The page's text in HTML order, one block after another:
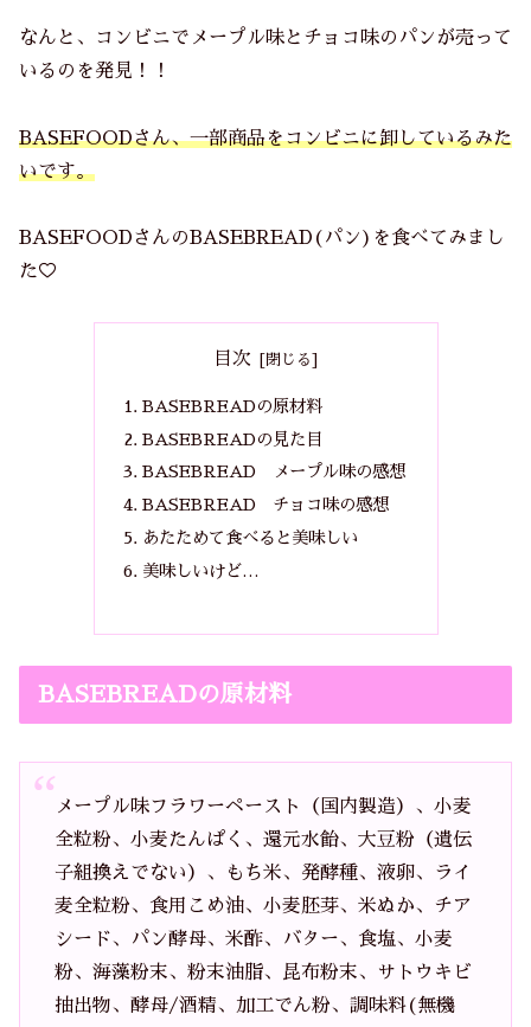
なんと、コンビニでメープル味とチョコ味のパンが売って
いるのを発見！！
BASEFOODさん、一部商品をコンビニに卸しているみた
いです。
BASEFOODさんのBASEBREAD(パン)を食べてみまし
た♡
目次
BASEBREADの原材料
BASEBREADの見た目
BASEBREAD メープル味の感想
BASEBREAD チョコ味の感想
あたためて食べると美味しい
美味しいけど…
BASEBREADの原材料
メープル味フラワーペースト（国内製造）、小麦
全粒粉、小麦たんぱく、還元水飴、大豆粉（遺伝
子組換えでない）、もち米、発酵種、液卵、ライ
麦全粒粉、食用こめ油、小麦胚芽、米ぬか、チア
シード、パン酵母、米酢、バター、食塩、小麦
粉、海藻粉末、粉末油脂、昆布粉末、サトウキビ
抽出物、酵母/酒精、加工でん粉、調味料(無機